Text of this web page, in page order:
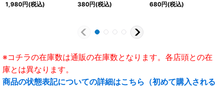
1,980円(税込)
380円(税込) 680円(税込)
※コチラの在庫数は通販の在庫数となります。各店頭との在
庫とは異なります。
商品の状態表記についての詳細はこちら（初めて購入される